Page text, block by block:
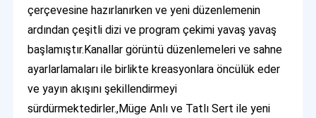
çerçevesine hazırlanırken ve yeni düzenlemenin
ardından çeşitli dizi ve program çekimi yavaş yavaş
başlamıştır.Kanallar görüntü düzenlemeleri ve sahne
ayarlarlamaları ile birlikte kreasyonlara öncülük eder
ve yayın akışını şekillendirmeyi
sürdürmektedirler.,Müge Anlı ve Tatlı Sert ile yeni